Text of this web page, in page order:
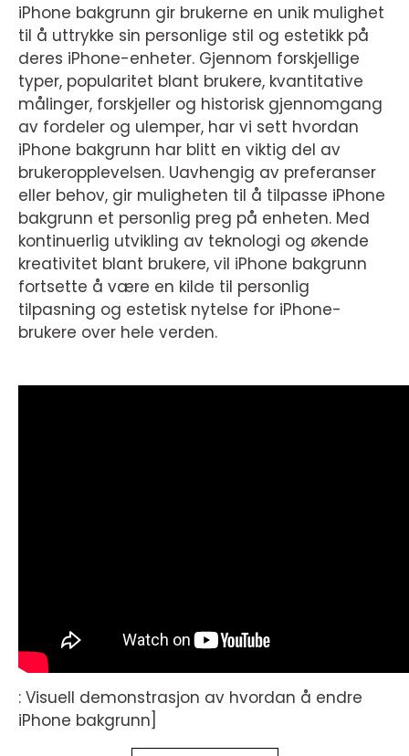
iPhone bakgrunn gir brukerne en unik mulighet
til å uttrykke sin personlige stil og estetikk på
deres iPhone-enheter. Gjennom forskjellige
typer, popularitet blant brukere, kvantitative
målinger, forskjeller og historisk gjennomgang
av fordeler og ulemper, har vi sett hvordan
iPhone bakgrunn har blitt en viktig del av
brukeropplevelsen. Uavhengig av preferanser
eller behov, gir muligheten til å tilpasse iPhone
bakgrunn et personlig preg på enheten. Med
kontinuerlig utvikling av teknologi og økende
kreativitet blant brukere, vil iPhone bakgrunn
fortsette å være en kilde til personlig
tilpasning og estetisk nytelse for iPhone-
brukere over hele verden.
: Visuell demonstrasjon av hvordan å endre
iPhone bakgrunn]